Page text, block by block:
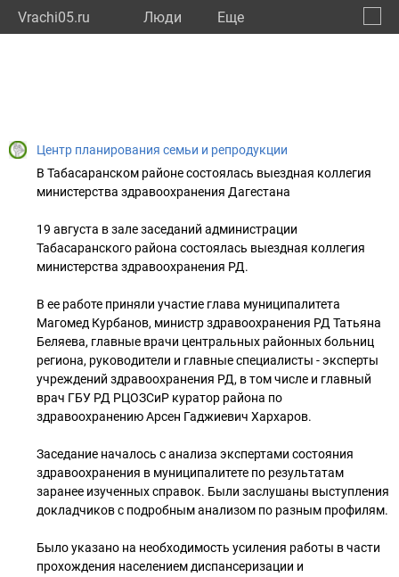
Vrachi05.ru Люди Eще
Центр планирования семьи и репродукции
В Табасаранском районе состоялась выездная коллегия
министерства здравоохранения Дагестана
19 августа в зале заседаний администрации
Табасаранского района состоялась выездная коллегия
министерства здравоохранения РД.
В ее работе приняли участие глава муниципалитета
Магомед Курбанов, министр здравоохранения РД Татьяна
Беляева, главные врачи центральных районных больниц
региона, руководители и главные специалисты - эксперты
учреждений здравоохранения РД, в том числе и главный
врач ГБУ РД РЦОЗСиР куратор района по
здравоохранению Арсен Гаджиевич Хархаров.
Заседание началось с анализа экспертами состояния
здравоохранения в муниципалитете по результатам
заранее изученных справок. Были заслушаны выступления
докладчиков с подробным анализом по разным профилям.
Было указано на необходимость усиления работы в части
прохождения населением диспансеризации и